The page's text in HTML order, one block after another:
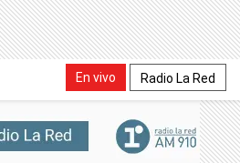
En vivo Radio La Red